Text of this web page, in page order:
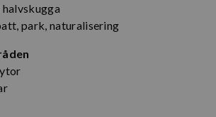
park, naturalisering